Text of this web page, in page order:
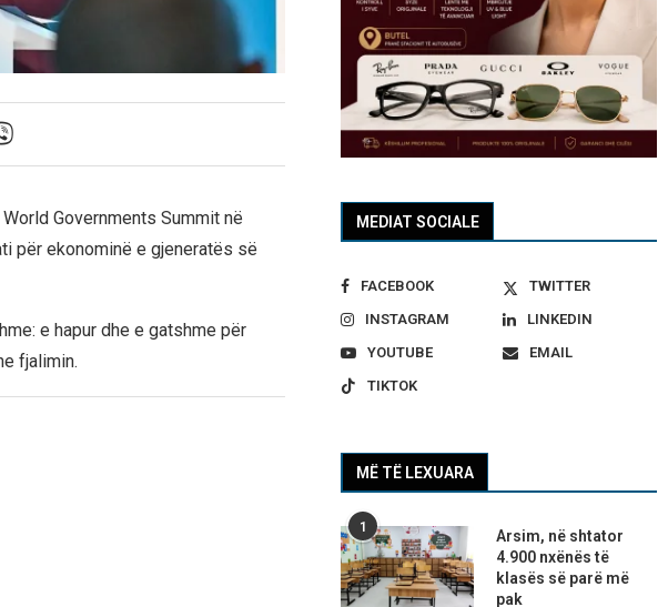
Governments Summit në
për ekonominë e gjeneratës së
e hapur dhe e gatshme për
fjalimin.
MEDIAT SOCIALE
FACEBOOK
TWITTER
INSTAGRAM
LINKEDIN
YOUTUBE
EMAIL
TIKTOK
MË TË LEXUARA
1
Arsim, në shtator
4.900 nxënës të
klasës së parë më
pak